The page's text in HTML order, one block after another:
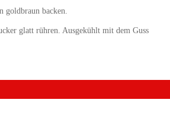
goldbraun backen.
glatt rühren. Ausgekühlt mit dem Guss